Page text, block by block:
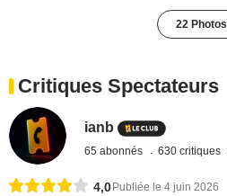
22 Photos
Critiques Spectateurs
ianb
65 abonnés 630 critiques
4,0 Publiée le 4 juin 2026